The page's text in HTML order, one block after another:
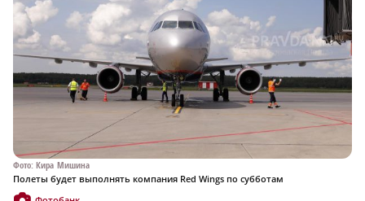
Фото: Кира Мишина
Полеты будет выполнять компания Red Wings по субботам